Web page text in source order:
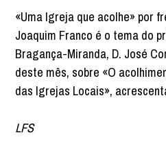
«Uma Igreja que acolhe» por
Joaquim Franco é o tema do
Bragança-Miranda, D. José
deste mês, sobre «O
das Igrejas Locais»,
LFS